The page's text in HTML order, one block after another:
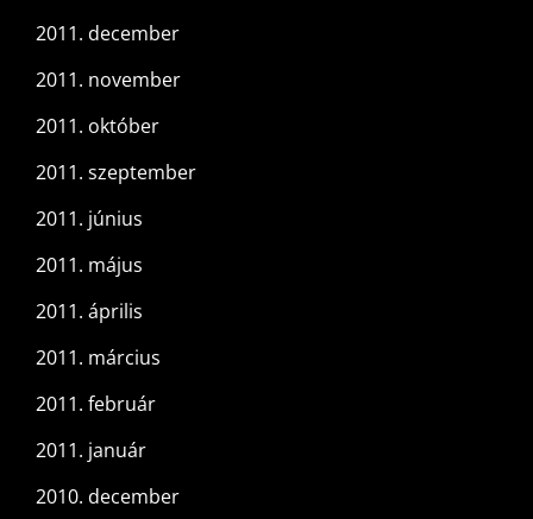
2011. december
2011. november
2011. október
2011. szeptember
2011. június
2011. május
2011. április
2011. március
2011. február
2011. január
2010. december